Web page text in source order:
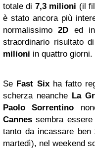
totale di 7,3 milioni (il
è stato ancora più
normalissimo2D ed
straordinario risultato di
milioni in quattro giorni.
Se Fast Sixha fatto
scherza neanche La
Paolo Sorrentino
Cannessembra
tanto da incassare ben
martedì), nel weekend